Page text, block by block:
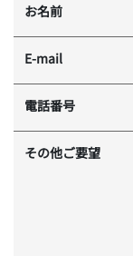
お名前
E-mail
電話番号
その他ご要望